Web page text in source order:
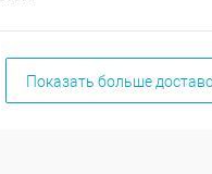
Показать больше